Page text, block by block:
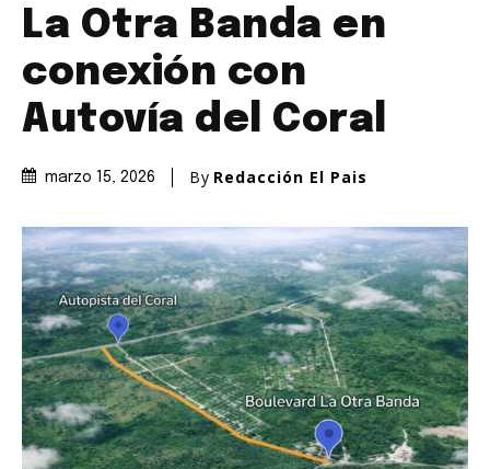
La Otra Banda en
conexión con
Autovía del Coral
marzo 15, 2026 By Redacción El Pais